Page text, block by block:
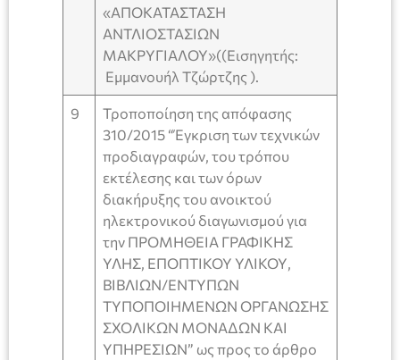
«ΑΠΟΚΑΤΑΣΤΑΣΗ
ΑΝΤΛΙΟΣΤΑΣΙΩΝ
ΜΑΚΡΥΓΙΑΛΟΥ»((Εισηγητής:
Εμμανουήλ Τζώρτζης ).
9
Τροποποίηση της απόφασης
310/2015 “Έγκριση των τεχνικών
προδιαγραφών, του τρόπου
εκτέλεσης και των όρων
διακήρυξης του ανοικτού
ηλεκτρονικού διαγωνισμού για
την ΠΡΟΜΗΘΕΙΑ ΓΡΑΦΙΚΗΣ
ΥΛΗΣ, ΕΠΟΠΤΙΚΟΥ ΥΛΙΚΟΥ,
ΒΙΒΛΙΩΝ/ΕΝΤΥΠΩΝ
ΤΥΠΟΠΟΙΗΜΕΝΩΝ ΟΡΓΑΝΩΣΗΣ
ΣΧΟΛΙΚΩΝ ΜΟΝΑΔΩΝ ΚΑΙ
ΥΠΗΡΕΣΙΩΝ” ως προς το άρθρο